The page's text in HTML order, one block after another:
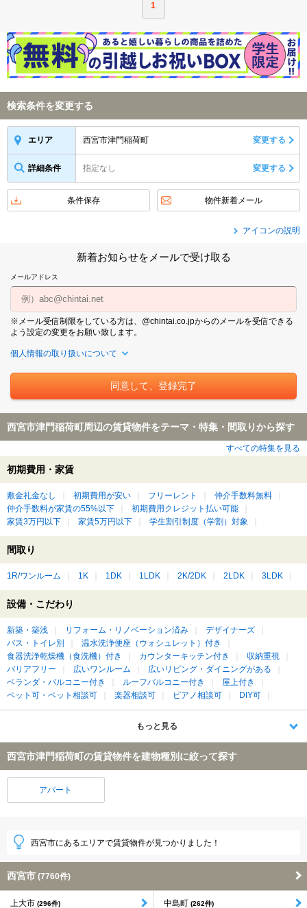
1
検索条件を変更する
エリア 西宮市津門稲荷町 変更する
詳細条件 指定なし 変更する
条件保存 物件新着メール
アイコンの説明
新着お知らせをメールで受け取る
メールアドレス
※メール受信制限をしている方は、@chintai.co.jpからのメールを受信できる
よう設定の変更をお願い致します。
個人情報の取り扱いについて
西宮市津門稲荷町周辺の賃貸物件をテーマ・特集・間取りから探す
すべての特集を見る
初期費用・家賃
敷金礼金なし 初期費用が安い フリーレント
仲介手数料無料
仲介手数料が家賃の55%以下
初期費用クレジット払い可能
家賃3万円以下
家賃5万円以下 学生割引制度（学割）対象
間取り
1R/ワンルーム 1K 1DK 1LDK 2K/2DK 2LDK 3LDK
設備・こだわり
新築・築浅 リフォーム・リノベーション済み
デザイナーズ
バス・トイレ別
温水洗浄便座（ウォシュレット）付き
食器洗浄乾燥機（食洗機）付き
カウンターキッチン付き
収納重視
バリアフリー
広いワンルーム
広いリビング・ダイニングがある
ベランダ・バルコニー付き
ルーフバルコニー付き
屋上付き
ペット可・ペット相談可
楽器相談可 ピアノ相談可 DIY可
もっと見る
西宮市津門稲荷町の賃貸物件を建物種別に絞って探す
アパート
西宮市にあるエリアで賃貸物件が見つかりました！
西宮市 (7760件)
上大市 (296件) 中島町 (262件)